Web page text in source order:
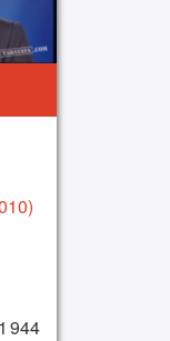
1 944